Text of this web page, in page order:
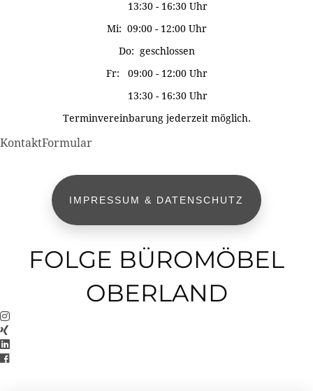
13:30 - 16:30 Uhr
Mi: 09:00 - 12:00 Uhr
Do: geschlossen
Fr: 09:00 - 12:00 Uhr
13:30 - 16:30 Uhr
Terminvereinbarung jederzeit möglich.
KontaktFormular
IMPRESSUM & DATENSCHUTZ
FOLGE BÜROMÖBEL
OBERLAND